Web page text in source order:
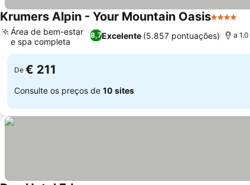
Krumers Alpin - Your Mountain Oasis4 Estrelas
8,7Excelente (5.857 pontuações)
Área de bem-estar
e spa completa
a
De € 211
Consulte os preços de 10 sites